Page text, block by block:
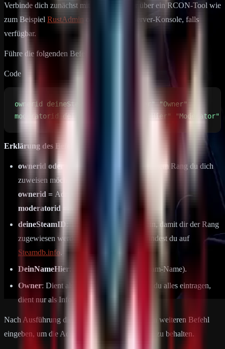
Verbinde dich zunächst mit deinem Server über ein RCON-Tool wie
zum Beispiel RustAdmin oder öffne die Server-Konsole, falls
verfügbar.
Führe die folgenden Befehl aus
Code
moderatorid deineSteamID "DeinNameHier" "Moderator"
Erklärung des Befehls:
ownerid oder moderatorid
: Gibt an, welchem Rang du dich
zuweisen möchtest.
ownerid = Administator
moderatorid =
deineSteamID
: Trage hier die SteamID ein, damit dir der Rang
zugewiesen werden kann. Die SteamID findest du auf
Steamdb.info.
DeinNameHier : Dein Benutzername (Steam-Name).
Owner: Dient als Information, hier kannst du alles eintragen,
dient nur als Info für dich.
Nach Ausführung dieses Befehls musst du einen weiteren Befehl
eingeben, um die Administratorrechte dauerhaft zu behalten.